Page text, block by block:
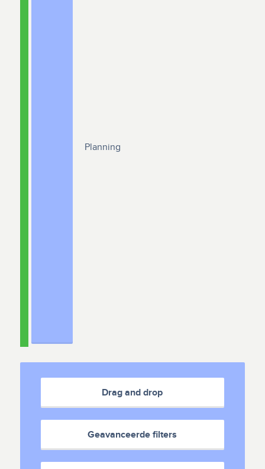
Planning
Drag and drop
Geavanceerde filters